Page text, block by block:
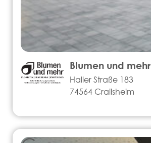
Blumen und mehr
Haller Straße 183
74564 Crailsheim